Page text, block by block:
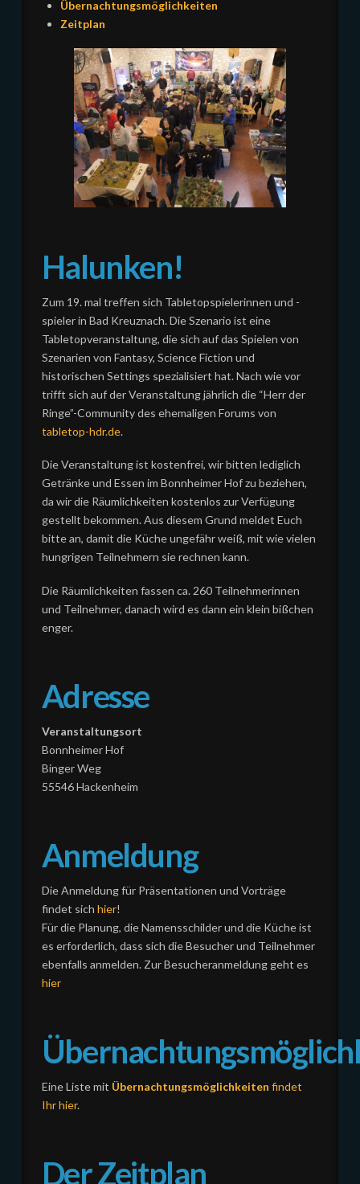
Übernachtungsmöglichkeiten
Zeitplan
Halunken!
Zum 19. mal treffen sich Tabletopspielerinnen und -
spieler in Bad Kreuznach. Die Szenario ist eine
Tabletopveranstaltung, die sich auf das Spielen von
Szenarien von Fantasy, Science Fiction und
historischen Settings spezialisiert hat. Nach wie vor
trifft sich auf der Veranstaltung jährlich die “Herr der
Ringe”-Community des ehemaligen Forums von
tabletop-hdr.de.
Die Veranstaltung ist kostenfrei, wir bitten lediglich
Getränke und Essen im Bonnheimer Hof zu beziehen,
da wir die Räumlichkeiten kostenlos zur Verfügung
gestellt bekommen. Aus diesem Grund meldet Euch
bitte an, damit die Küche ungefähr weiß, mit wie vielen
hungrigen Teilnehmern sie rechnen kann.
Die Räumlichkeiten fassen ca. 260 Teilnehmerinnen
und Teilnehmer, danach wird es dann ein klein bißchen
enger.
Adresse
Veranstaltungsort
Bonnheimer Hof
Binger Weg
55546 Hackenheim
Anmeldung
Die Anmeldung für Präsentationen und Vorträge
findet sich hier!
Für die Planung, die Namensschilder und die Küche ist
es erforderlich, dass sich die Besucher und Teilnehmer
ebenfalls anmelden. Zur Besucheranmeldung geht es
hier
Eine Liste mit Übernachtungsmöglichkeiten findet
Ihr hier.
Der Zeitplan